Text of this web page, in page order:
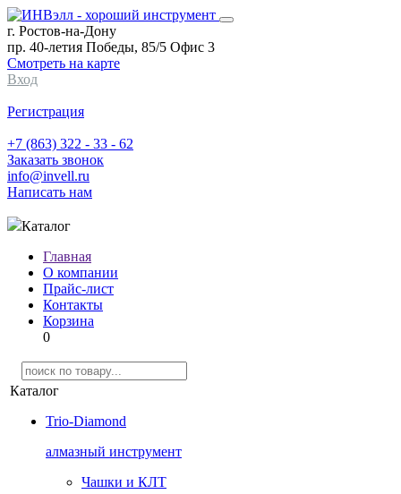
г. Ростов-на-Дону
пр. 40-летия Победы, 85/5 Офис 3
Смотреть на карте
Вход
Регистрация
+7 (863) 322 - 33 - 62
Заказать звонок
info@invell.ru
Написать нам
Каталог
Главная
О компании
Прайс-лист
Контакты
Корзина
0
Каталог
Trio-Diamond
алмазный инструмент
Чашки и КЛТ